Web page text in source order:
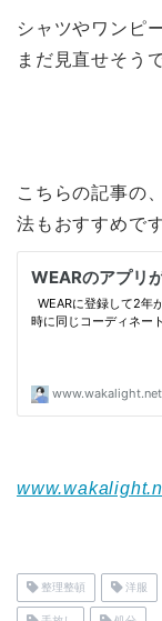
シャツやワンピ
まだ見直せそう
こちらの記事の
法もおすすめです
整理整頓 洋服